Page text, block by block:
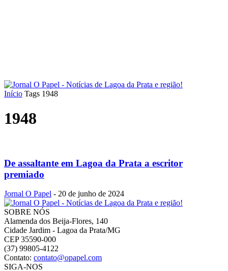
Início Tags 1948
1948
De assaltante em Lagoa da Prata a escritor
premiado
Jornal O Papel - 20 de junho de 2024
SOBRE NÓS
Alamenda dos Beija-Flores, 140
Cidade Jardim - Lagoa da Prata/MG
CEP 35590-000
(37) 99805-4122
Contato: contato@opapel.com
SIGA-NOS